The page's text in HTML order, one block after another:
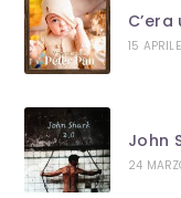
15
John
24